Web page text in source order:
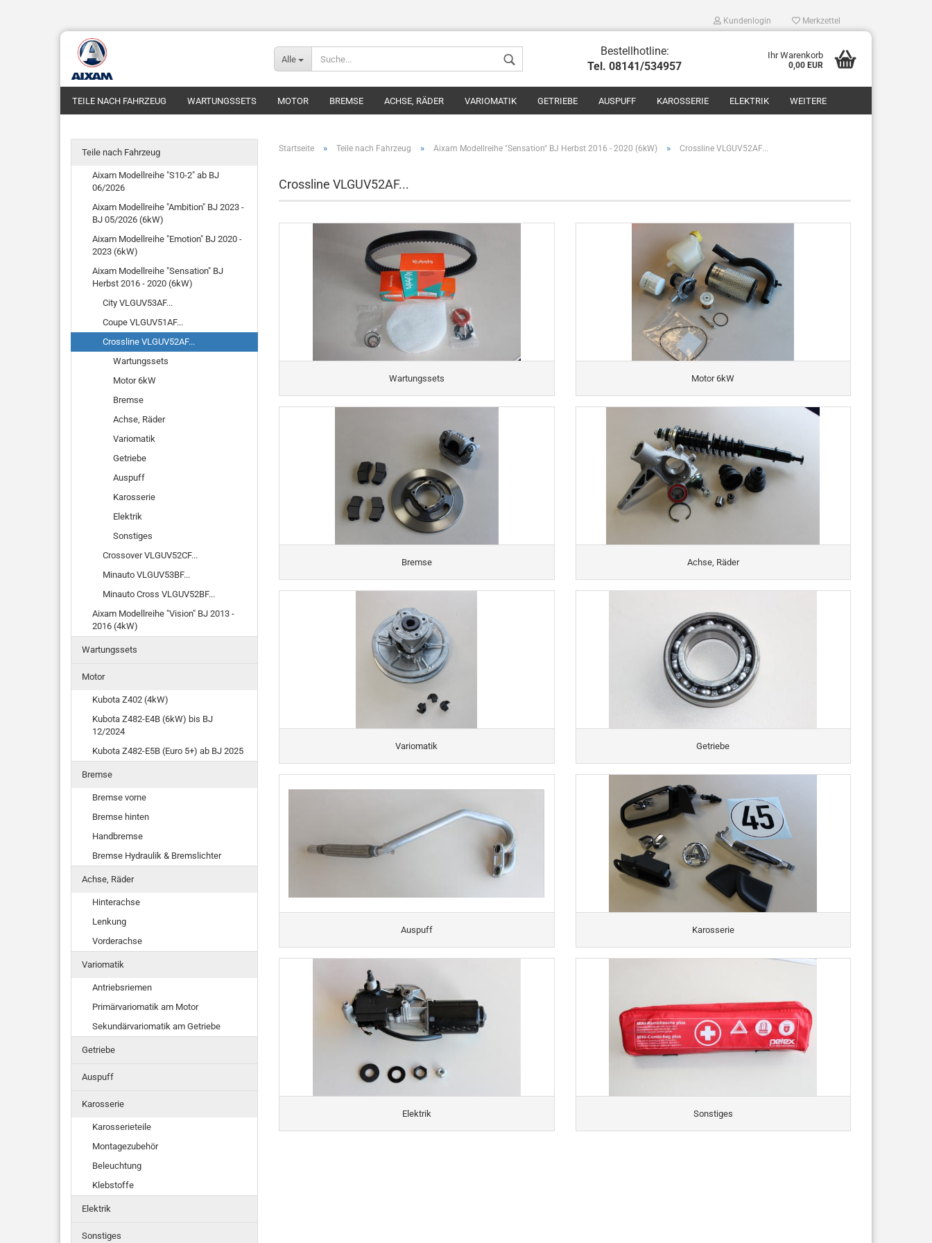
Kundenlogin Merkzettel
Alle
Bestellhotline:
Tel. 08141/534957
Ihr Warenkorb
0,00 EUR
TEILE NACH FAHRZEUG WARTUNGSSETS MOTOR BREMSE ACHSE, RÄDER VARIOMATIK GETRIEBE AUSPUFF KAROSSERIE ELEKTRIK WEITERE
Startseite » Teile nach Fahrzeug » Aixam Modellreihe "Sensation" BJ Herbst 2016 - 2020 (6kW) » Crossline VLGUV52AF...
Crossline VLGUV52AF...
Wartungssets Motor 6kW
Bremse Achse, Räder
Variomatik Getriebe
Auspuff Karosserie
Elektrik Sonstiges
Teile nach Fahrzeug
Aixam Modellreihe "S10-2" ab BJ
06/2026
Aixam Modellreihe "Ambition" BJ 2023 -
BJ 05/2026 (6kW)
Aixam Modellreihe "Emotion" BJ 2020 -
2023 (6kW)
Aixam Modellreihe "Sensation" BJ
Herbst 2016 - 2020 (6kW)
City VLGUV53AF...
Coupe VLGUV51AF...
Crossline VLGUV52AF...
Wartungssets
Motor 6kW
Bremse
Achse, Räder
Variomatik
Getriebe
Auspuff
Karosserie
Elektrik
Sonstiges
Crossover VLGUV52CF...
Minauto VLGUV53BF...
Minauto Cross VLGUV52BF...
Aixam Modellreihe "Vision" BJ 2013 -
2016 (4kW)
Wartungssets
Motor
Kubota Z402 (4kW)
Kubota Z482-E4B (6kW) bis BJ
12/2024
Kubota Z482-E5B (Euro 5+) ab BJ 2025
Bremse
Bremse vorne
Bremse hinten
Handbremse
Bremse Hydraulik & Bremslichter
Achse, Räder
Hinterachse
Lenkung
Vorderachse
Variomatik
Antriebsriemen
Primärvariomatik am Motor
Sekundärvariomatik am Getriebe
Getriebe
Auspuff
Karosserie
Karosserieteile
Montagezubehör
Beleuchtung
Klebstoffe
Elektrik
Sonstiges